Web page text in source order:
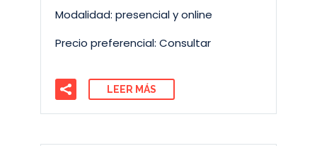
Modalidad: presencial y online
Precio preferencial: Consultar
LEER MÁS